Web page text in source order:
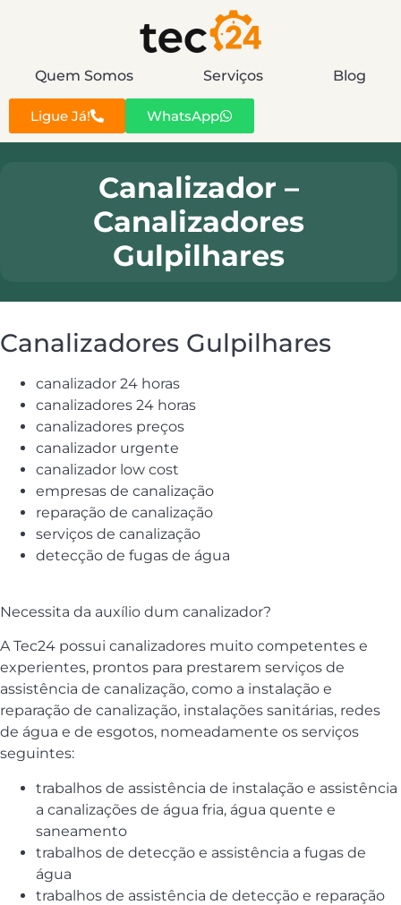
Quem Somos Serviços Blog
Ligue Já! WhatsApp
Canalizador –
Canalizadores
Gulpilhares
Canalizadores Gulpilhares
canalizador 24 horas
canalizadores 24 horas
canalizadores preços
canalizador urgente
canalizador low cost
empresas de canalização
reparação de canalização
serviços de canalização
detecção de fugas de água
Necessita da auxílio dum canalizador?
A Tec24 possui canalizadores muito competentes e
experientes, prontos para prestarem serviços de
assistência de canalização, como a instalação e
reparação de canalização, instalações sanitárias, redes
de água e de esgotos, nomeadamente os serviços
seguintes:
trabalhos de assistência de instalação e assistência
a canalizações de água fria, água quente e
saneamento
trabalhos de detecção e assistência a fugas de
água
trabalhos de assistência de detecção e reparação